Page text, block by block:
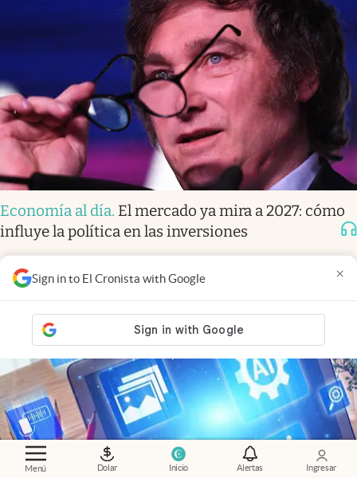
Menú Dolar Inicio Alertas Ingresar
Sign in to El Cronista with Google ×
Economía al día. El mercado ya mira a 2027: cómo
influye la política en las inversiones